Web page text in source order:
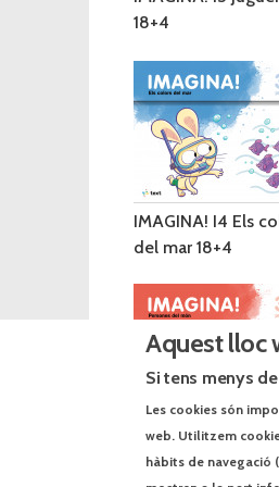
18+4
IMAGINA! I4 Els
del mar 18+4
IMAGINA! I5
del món 18+4
Aquest lloc
Si tens menys
Les cookies són
web. Utilitzem
hàbits de navegació